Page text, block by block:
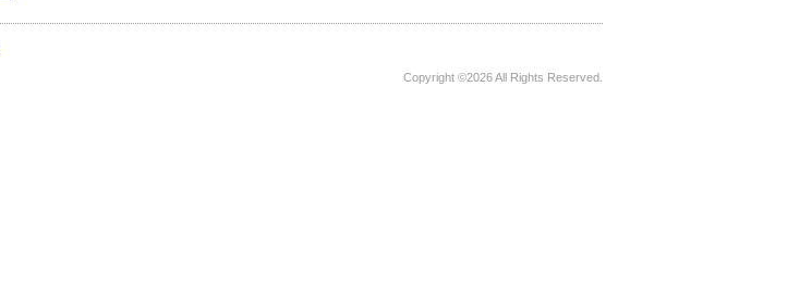
Copyright ©2026 All Rights Reserved.